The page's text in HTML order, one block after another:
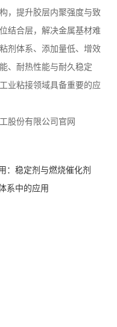
，提升胶层内聚强度与致
结合层，解决金属基材难
剂体系、添加量低、增效
、耐热性能与耐久稳定
业粘接领域具备重要的应
股份有限公司官网
：稳定剂与燃烧催化剂
系中的应用